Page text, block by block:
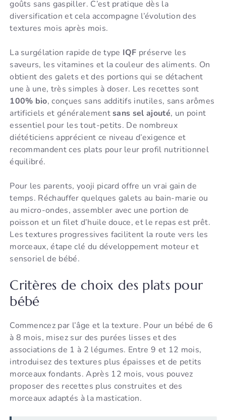
goûts sans gaspiller. C’est pratique dès la
diversification et cela accompagne l’évolution des
textures mois après mois.
La surgélation rapide de type IQF préserve les
saveurs, les vitamines et la couleur des aliments. On
obtient des galets et des portions qui se détachent
une à une, très simples à doser. Les recettes sont
100% bio, conçues sans additifs inutiles, sans arômes
artificiels et généralementsans sel ajouté, un point
essentiel pour les tout-petits. De nombreux
diététiciens apprécient ce niveau d’exigence et
recommandent ces plats pour leur profil nutritionnel
équilibré.
Pour les parents, yooji picard offre un vrai gain de
temps. Réchauffer quelques galets au bain-marie ou
au micro-ondes, assembler avec une portion de
poisson et un filet d’huile douce, et le repas est prêt.
Les textures progressives facilitent la route vers les
morceaux, étape clé du développement moteur et
sensoriel de bébé.
Critères de choix des plats pour
bébé
Commencez par l’âge et la texture. Pour un bébé de 6
à 8 mois, misez sur des purées lisses et des
associations de 1 à 2 légumes. Entre 9 et 12 mois,
introduisez des textures plus épaisses et de petits
morceaux fondants. Après 12 mois, vous pouvez
proposer des recettes plus construites et des
morceaux adaptés à la mastication.